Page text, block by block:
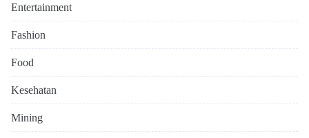
Entertainment
Fashion
Food
Kesehatan
Mining